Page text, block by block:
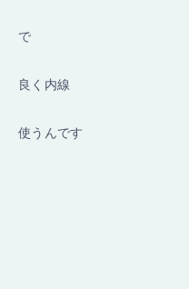
で
良く内線
使うんです